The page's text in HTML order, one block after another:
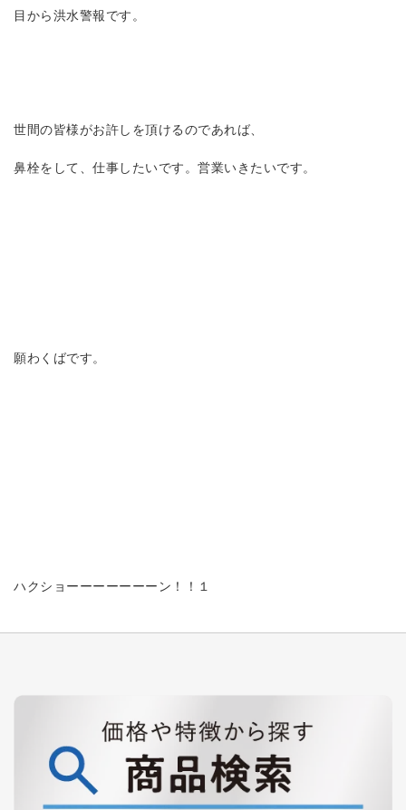
目から洪水警報です。
世間の皆様がお許しを頂けるのであれば、
鼻栓をして、仕事したいです。営業いきたいです。
願わくばです。
ハクショーーーーーーーン！！１